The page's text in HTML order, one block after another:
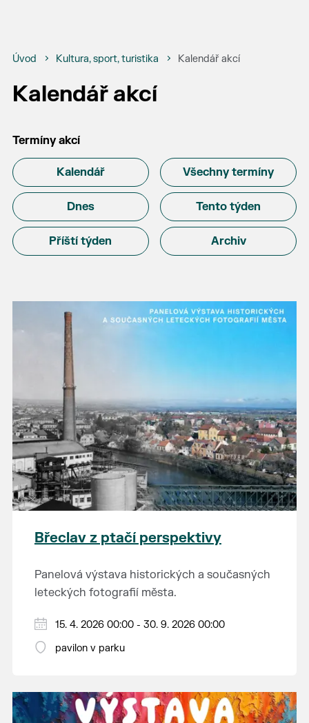
Úvod Kultura, sport, turistika Kalendář akcí
Kalendář akcí
Termíny akcí
Kalendář Všechny termíny
Dnes Tento týden
Příští týden Archiv
Břeclav z ptačí perspektivy
Panelová výstava historických a současných
leteckých fotografií města.
15. 4. 2026 00:00 - 30. 9. 2026 00:00
pavilon v parku